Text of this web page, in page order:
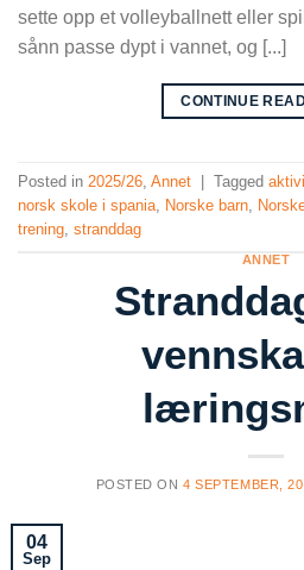
sette opp et volleyballnett eller
sånn passe dypt i vannet, og [...]
CONTINUE
Posted in 2025/26, Annet Tagged
norsk skole i spania, Norske barn,
trening, stranddag
ANNET
POSTED ON4 SEPTEMBER,
04
Sep